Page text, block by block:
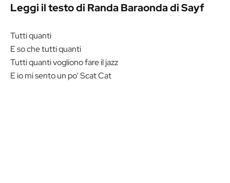
Leggi il testo di Randa Baraonda di Sayf
Tutti quanti
E so che tutti quanti
Tutti quanti vogliono fare il jazz
E io mi sento un po’ Scat Cat